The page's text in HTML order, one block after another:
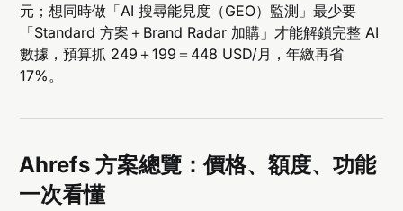
元；想同時做「AI 搜尋能見度（GEO）監測」最少要
「Standard 方案＋Brand Radar 加購」才能解鎖完整 AI
數據，預算抓 249＋199＝448 USD/月，年繳再省
17%。
Ahrefs 方案總覽：價格、額度、功能
一次看懂